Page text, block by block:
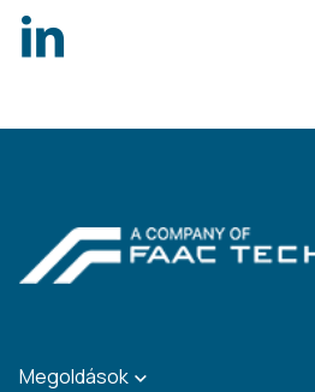
Megoldások